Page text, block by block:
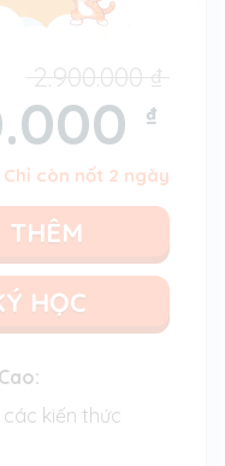
2.900.000 ₫
₫
Chỉ còn nốt 2 ngày
HỌC
kiến thức